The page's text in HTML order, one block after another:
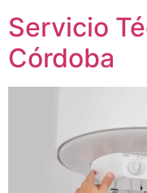
Servicio
Córdoba